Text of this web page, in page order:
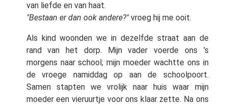
van liefde en van haat.
"Bestaan er dan ook andere?"vroeg hij me ooit.
Als kind woonden we in dezelfde straat aan de
rand van het dorp. Mijn vader voerde ons ’s
morgens naar school; mijn moeder wachtte ons in
de vroege namiddag op aan de schoolpoort.
Samen stapten we vrolijk naar huis waar mijn
moeder een vieruurtje voor ons klaar zette. Na ons